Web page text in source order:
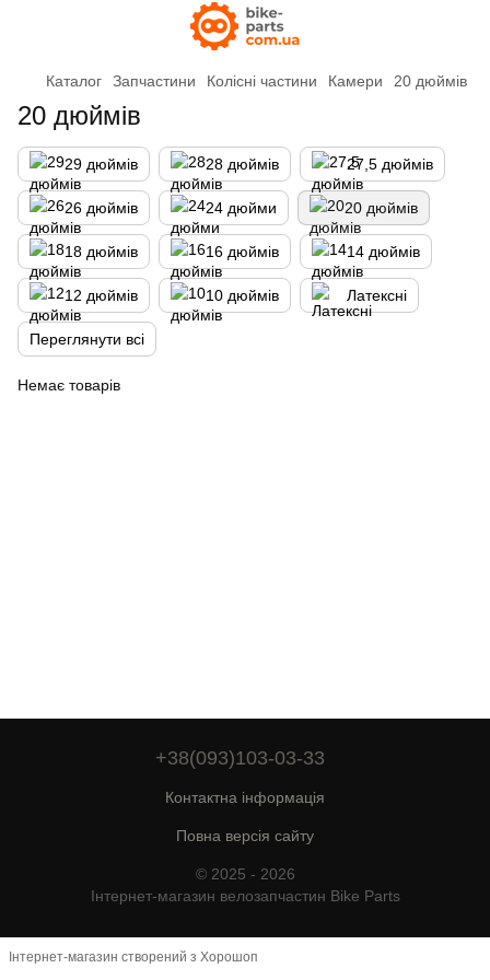
Каталог Запчастини Колісні частини Камери 20 дюймів
20 дюймів
29 дюймів 28 дюймів 27,5 дюймів
26 дюймів 24 дюйми 20 дюймів
18 дюймів 16 дюймів 14 дюймів
12 дюймів 10 дюймів Латексні
Переглянути всі
Немає товарів
+38(093)103-03-33
Контактна інформація
Повна версія сайту
© 2025 - 2026
Інтернет-магазин велозапчастин Bike Parts
Інтернет-магазин створений з Хорошоп